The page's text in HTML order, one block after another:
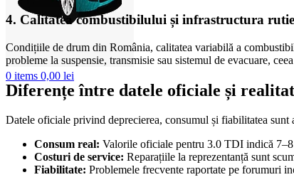
0 items 0,00 lei
4. Calitatea combustibilului și infrastructura
Condițiile de drum din România, calitatea variabilă a
probleme la suspensie, transmisie sau sistemul de evacuare,
Diferențe între datele oficiale și
Datele oficiale privind deprecierea, consumul și fiabilitatea
Consum real: Valorile oficiale pentru 3.0 TDI indică
Costuri de service: Reparațiile la reprezentanță sunt
Fiabilitate: Problemele frecvente raportate pe forumuri